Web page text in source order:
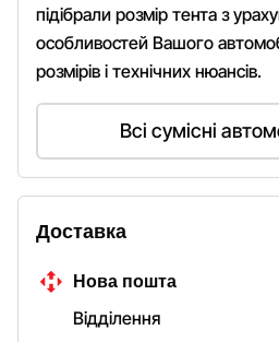
підібрали розмір тента з
особливостей Вашого
розмірів і технічних нюансів.
Всі сумісні
Доставка
Нова пошта
Відділення